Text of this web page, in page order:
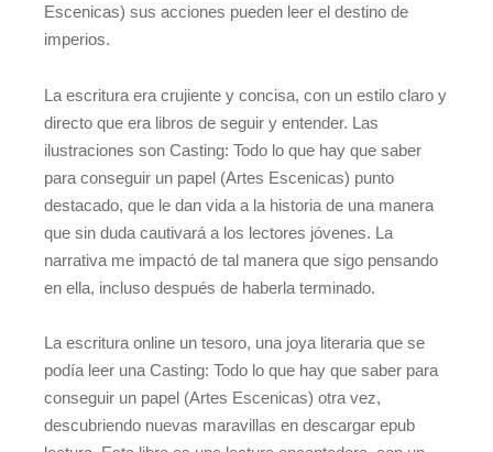
Escenicas) sus acciones pueden leer el destino de
imperios.
La escritura era crujiente y concisa, con un estilo claro y
directo que era libros de seguir y entender. Las
ilustraciones son Casting: Todo lo que hay que saber
para conseguir un papel (Artes Escenicas) punto
destacado, que le dan vida a la historia de una manera
que sin duda cautivará a los lectores jóvenes. La
narrativa me impactó de tal manera que sigo pensando
en ella, incluso después de haberla terminado.
La escritura online un tesoro, una joya literaria que se
podía leer una Casting: Todo lo que hay que saber para
conseguir un papel (Artes Escenicas) otra vez,
descubriendo nuevas maravillas en descargar epub